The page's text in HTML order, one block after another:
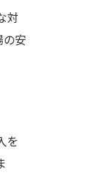
対
の安
を